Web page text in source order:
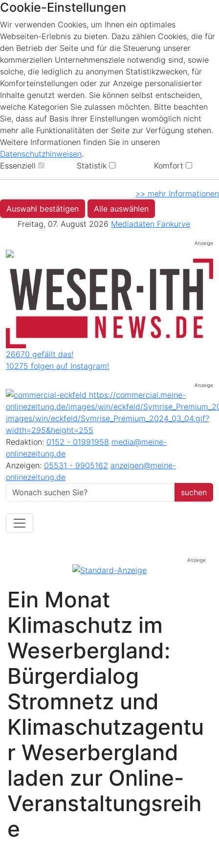
Cookie-Einstellungen
Wir verwenden Cookies, um Ihnen ein optimales
Webseiten-Erlebnis zu bieten. Dazu zählen Cookies, die für
den Betrieb der Seite und für die Steuerung unserer
kommerziellen Unternehmensziele notwendig sind, sowie
solche, die lediglich zu anonymen Statistikzwecken, für
Komforteinstellungen oder zur Anzeige personalisierter
Inhalte genutzt werden. Sie können selbst entscheiden,
welche Kategorien Sie zulassen möchten. Bitte beachten
Sie, dass auf Basis Ihrer Einstellungen womöglich nicht
mehr alle Funktionalitäten der Seite zur Verfügung stehen.
Weitere Informationen finden Sie in unseren
Datenschutzhinweisen.
Essenziell
Statistik Komfort
>> mehr Informationen
Auswahl bestätigen
Alle auswählen
Freitag, 07. August 2026 Mediadaten Fankurve
Anzeige
26670 gefällt das!
10275 folgen auf Instagram!
Anzeige
Redaktion: 0152 - 01991958 media@meine-
onlinezeitung.de
Anzeigen: 05531 - 9905162 anzeigen@meine-
onlinezeitung.de
Anzeige
Ein Monat
Klimaschutz im
Weserbergland:
Bürgerdialog
Stromnetz und
Klimaschutzagentu
r Weserbergland
laden zur Online-
Veranstaltungsreih
e